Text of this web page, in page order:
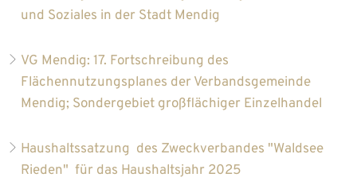
und Soziales in der Stadt Mendig
VG Mendig: 17. Fortschreibung des
Flächennutzungsplanes der Verbandsgemeinde
Mendig; Sondergebiet großflächiger Einzelhandel
Haushaltssatzung des Zweckverbandes "Waldsee
Rieden" für das Haushaltsjahr 2025